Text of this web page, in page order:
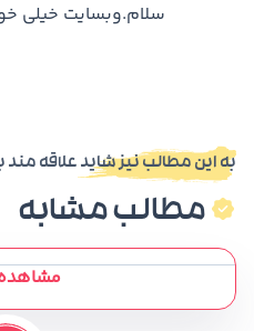
سلام.وبسایت خیلی
به این مطالب نیز شاید علاقه مند
مطالب مشابه